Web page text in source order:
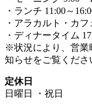
・ランチ 11:00～
・アラカルト・カフ
・ディナータイム
※状況により、営業
知らせをご覧くださ
定休日
日曜日 ・祝日